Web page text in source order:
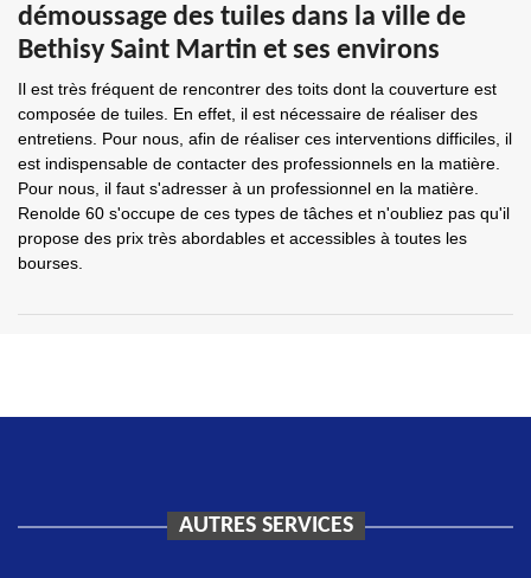
démoussage des tuiles dans la ville de
Bethisy Saint Martin et ses environs
Il est très fréquent de rencontrer des toits dont la couverture est
composée de tuiles. En effet, il est nécessaire de réaliser des
entretiens. Pour nous, afin de réaliser ces interventions difficiles, il
est indispensable de contacter des professionnels en la matière.
Pour nous, il faut s'adresser à un professionnel en la matière.
Renolde 60 s'occupe de ces types de tâches et n'oubliez pas qu'il
propose des prix très abordables et accessibles à toutes les
bourses.
AUTRES SERVICES